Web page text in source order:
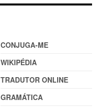
CONJUGA-ME
WIKIPÉDIA
TRADUTOR ONLINE
GRAMÁTICA